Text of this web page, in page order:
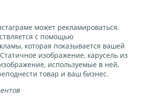
может рекламироваться.
с помощью
которая показывается вашей
изображение, карусель из
используемые в ней,
товар и ваш бизнес.